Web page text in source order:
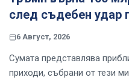
след съдебен удар
6 Август, 2026
Сумата представлява
приходи, събрани от тези